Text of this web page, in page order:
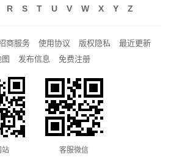
R S T U V W X Y Z
商服务 使用协议 版权隐私
最近更新
发布信息 免费注册
站 客服微信